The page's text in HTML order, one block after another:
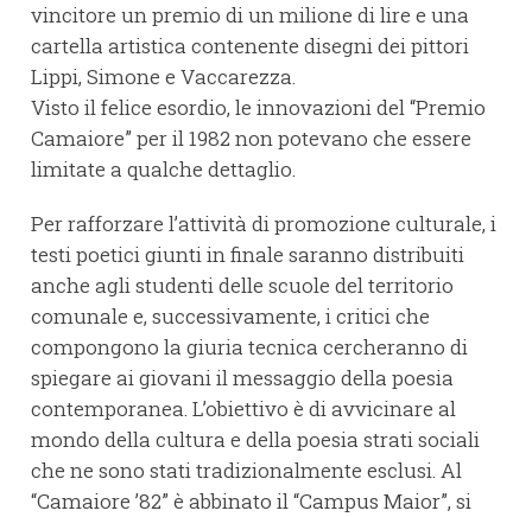
vincitore un premio di un milione di lire e una
cartella artistica contenente disegni dei pittori
Lippi, Simone e Vaccarezza.
Visto il felice esordio, le innovazioni del “Premio
Camaiore” per il 1982 non potevano che essere
limitate a qualche dettaglio.
Per rafforzare l’attività di promozione culturale, i
testi poetici giunti in finale saranno distribuiti
anche agli studenti delle scuole del territorio
comunale e, successivamente, i critici che
compongono la giuria tecnica cercheranno di
spiegare ai giovani il messaggio della poesia
contemporanea. L’obiettivo è di avvicinare al
mondo della cultura e della poesia strati sociali
che ne sono stati tradizionalmente esclusi. Al
“Camaiore ’82” è abbinato il “Campus Maior”, si